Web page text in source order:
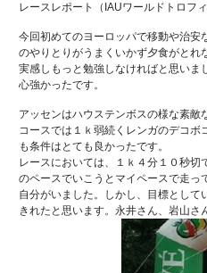
レースレポート（IAUワールドトロフ
今回初めてのヨーロッパで移動や治安
のやりとりがうまくいかず夕食がとれ
実感しもっと勉強しなければと思いま
心強かったです。
アッセンはハウステンボスの様な素敵
コースでは１ｋ弱続くレンガのデコボ
も条件はとても良かったです。
レースにおいては、１ｋ４分１０秒
のペースでいこうとマイペースで走っ
自分がいました。しかし、目標とし
きれたと思います。永井さん、岩山さ